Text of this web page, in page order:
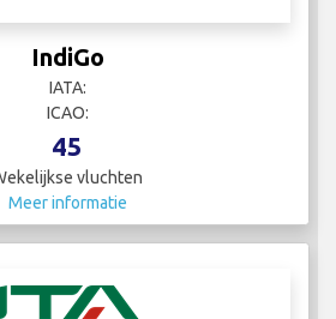
IATA:
ICAO:
45
Wekelijkse vluchten
Meer informatie